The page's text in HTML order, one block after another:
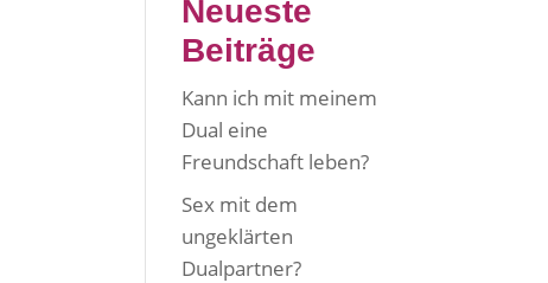
Neueste
Beiträge
Kann ich mit meinem
Dual eine
Freundschaft leben?
Sex mit dem
ungeklärten
Dualpartner?